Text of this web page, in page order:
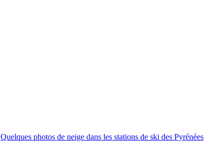
Quelques photos de neige dans les stations de ski des Pyrénées